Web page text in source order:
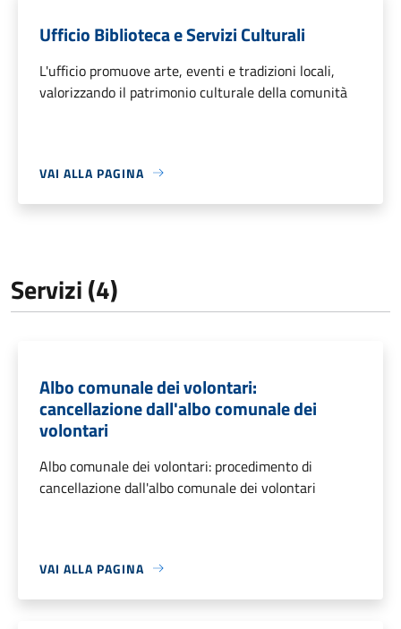
Ufficio Biblioteca e Servizi Culturali
L'ufficio promuove arte, eventi e tradizioni locali,
valorizzando il patrimonio culturale della comunità
VAI ALLA PAGINA
Servizi (4)
Albo comunale dei volontari:
cancellazione dall'albo comunale dei
volontari
Albo comunale dei volontari: procedimento di
cancellazione dall'albo comunale dei volontari
VAI ALLA PAGINA